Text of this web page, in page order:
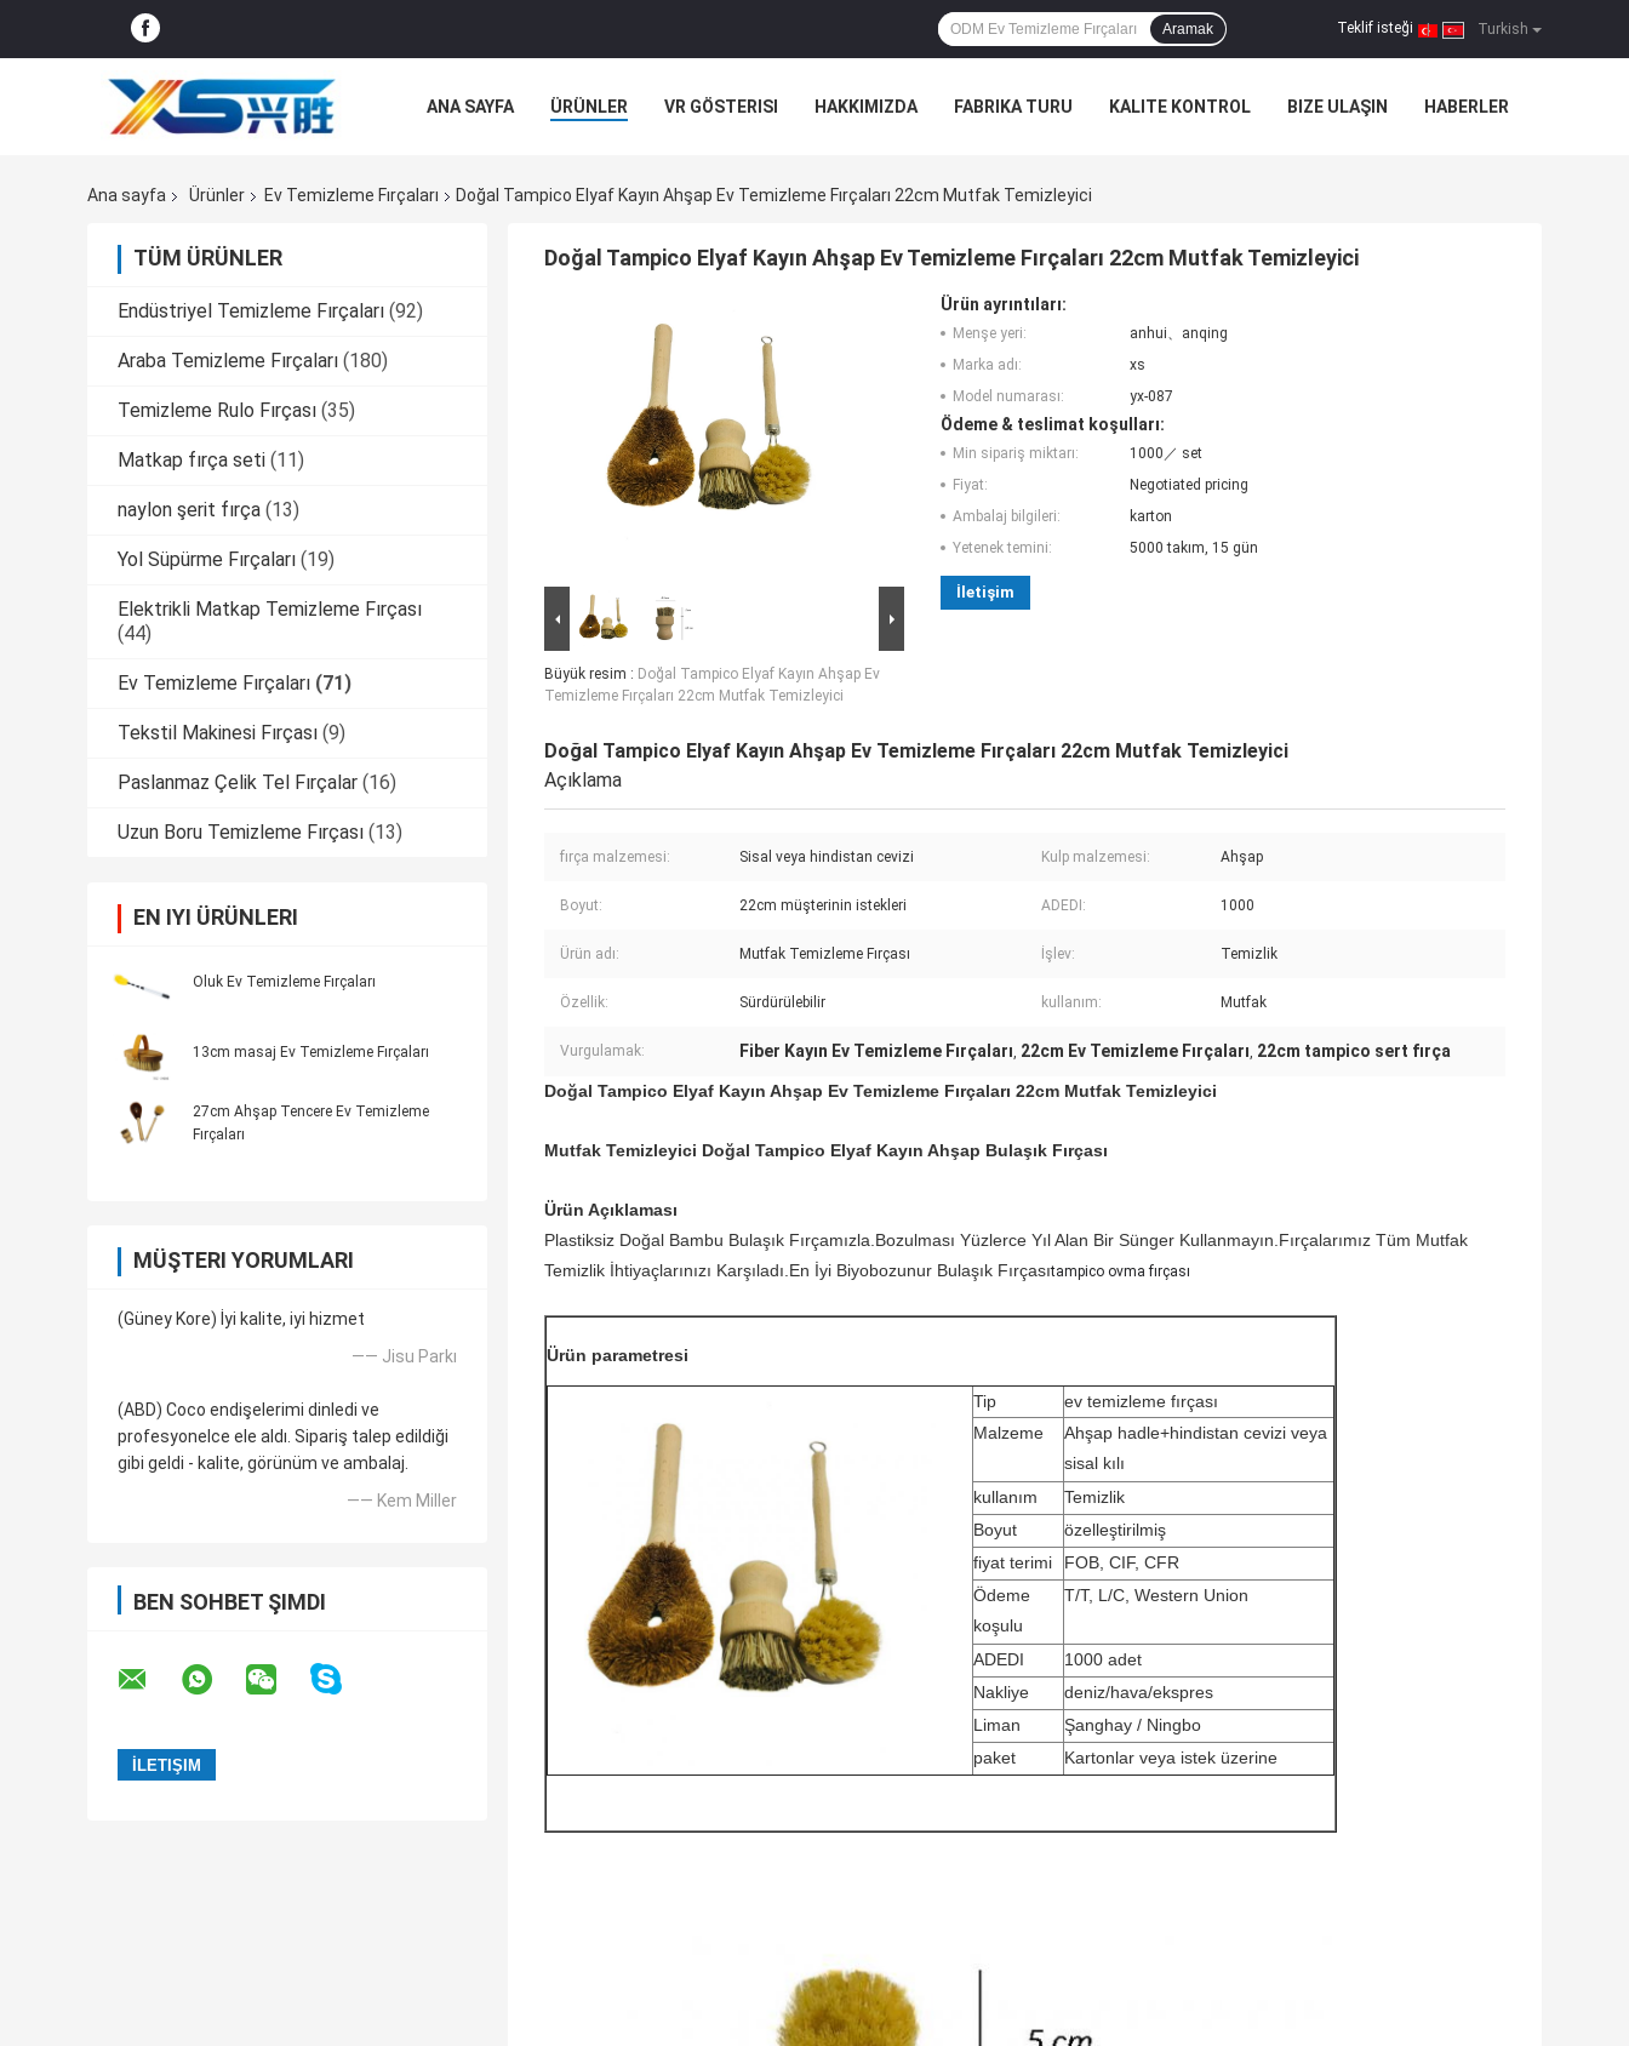
Turkish
Teklif isteği |
Aramak
ANA SAYFA ÜRÜNLER VR GÖSTERISI HAKKIMIZDA FABRIKA TURU KALITE KONTROL BIZE ULAŞIN HABERLER
Ana sayfa
Ürünler Ev Temizleme Fırçaları Doğal Tampico Elyaf Kayın Ahşap Ev Temizleme Fırçaları 22cm Mutfak Temizleyici
TÜM ÜRÜNLER
Endüstriyel Temizleme Fırçaları (92)
Araba Temizleme Fırçaları (180)
Temizleme Rulo Fırçası (35)
Matkap fırça seti (11)
naylon şerit fırça (13)
Yol Süpürme Fırçaları (19)
Elektrikli Matkap Temizleme Fırçası
(44)
Ev Temizleme Fırçaları (71)
Tekstil Makinesi Fırçası (9)
Paslanmaz Çelik Tel Fırçalar (16)
Uzun Boru Temizleme Fırçası (13)
EN IYI ÜRÜNLERI
Oluk Ev Temizleme Fırçaları
13cm masaj Ev Temizleme Fırçaları
27cm Ahşap Tencere Ev Temizleme
Fırçaları
MÜŞTERI YORUMLARI
(Güney Kore) İyi kalite, iyi hizmet
—— Jisu Parkı
(ABD) Coco endişelerimi dinledi ve
profesyonelce ele aldı. Sipariş talep edildiği
gibi geldi - kalite, görünüm ve ambalaj.
—— Kem Miller
BEN SOHBET ŞIMDI
Doğal Tampico Elyaf Kayın Ahşap Ev Temizleme Fırçaları 22cm Mutfak Temizleyici
Büyük resim : Doğal Tampico Elyaf Kayın Ahşap Ev
Temizleme Fırçaları 22cm Mutfak Temizleyici
Ürün ayrıntıları:
Menşe yeri:
anhui、anqing
Marka adı:
xs
Model numarası:
yx-087
Ödeme & teslimat koşulları:
Min sipariş miktarı:
1000／ set
Fiyat:
Negotiated pricing
Ambalaj bilgileri:
karton
Yetenek temini:
5000 takım, 15 gün
İletişim
Doğal Tampico Elyaf Kayın Ahşap Ev Temizleme Fırçaları 22cm Mutfak Temizleyici
Açıklama
fırça malzemesi: Sisal veya hindistan cevizi Kulp malzemesi: Ahşap
Boyut: 22cm müşterinin istekleri ADEDI: 1000
Ürün adı: Mutfak Temizleme Fırçası İşlev: Temizlik
Özellik: Sürdürülebilir kullanım: Mutfak
Vurgulamak: Fiber Kayın Ev Temizleme Fırçaları, 22cm Ev Temizleme Fırçaları, 22cm tampico sert fırça
Doğal Tampico Elyaf Kayın Ahşap Ev Temizleme Fırçaları 22cm Mutfak Temizleyici
Mutfak Temizleyici Doğal Tampico Elyaf Kayın Ahşap Bulaşık Fırçası
Ürün Açıklaması
Plastiksiz Doğal Bambu Bulaşık Fırçamızla.Bozulması Yüzlerce Yıl Alan Bir Sünger Kullanmayın.Fırçalarımız Tüm Mutfak
Temizlik İhtiyaçlarınızı Karşıladı.En İyi Biyobozunur Bulaşık Fırçasıtampico ovma fırçası
Ürün parametresi
Tip
ev temizleme fırçası
Malzeme
Ahşap hadle+hindistan cevizi veya
sisal kılı
kullanım
Temizlik
Boyut
özelleştirilmiş
fiyat terimi
FOB, CIF, CFR
Ödeme
koşulu
T/T, L/C, Western Union
ADEDI
1000 adet
Nakliye
deniz/hava/ekspres
Liman
Şanghay / Ningbo
paket
Kartonlar veya istek üzerine